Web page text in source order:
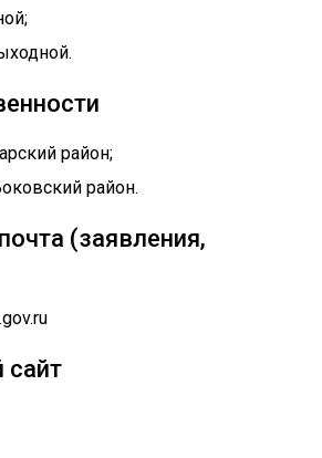
район;
район.
(заявления,